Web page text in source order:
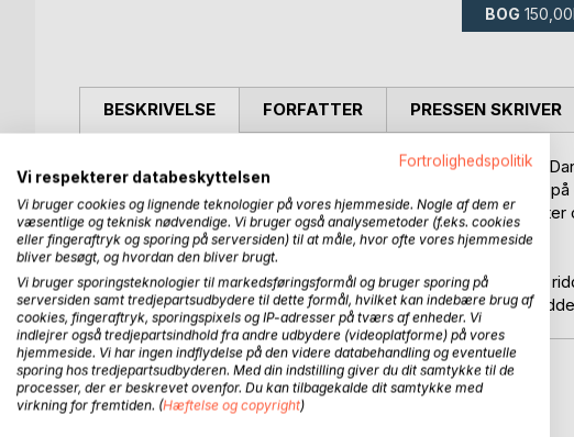
BOG
BESKRIVELSE
I 1187 bliver en ung greve født. Hans navn er Greve Victor
Katrine. Da Victor bliver 10 år. Forsvinder hans far sporløst
næsten koster den unge greve livet. Han flygter til et
på vej.
Dette er en rejse for en ung mand til han bliver en frygtløs
kærlighed. En rejse ind i en ridders verden i den mørke
FORFATTER PRESSEN SKRIVER
FLERE TITLER HOS
Fortrolighedspolitik
Vi respekterer databeskyttelsen
Vi bruger cookies og lignende teknologier på vores hjemmeside. Nogle af dem er
væsentlige og teknisk nødvendige. Vi bruger også analysemetoder (f.eks. cookies
eller fingeraftryk og sporing på serversiden) til at måle, hvor ofte vores hjemmeside
bliver besøgt, og hvordan den bliver brugt.
Vi bruger sporingsteknologier til markedsføringsformål og bruger sporing på
serversiden samt tredjepartsudbydere til dette formål, hvilket kan indebære brug af
cookies, fingeraftryk, sporingspixels og IP-adresser på tværs af enheder. Vi
indlejrer også tredjepartsindhold fra andre udbydere (videoplatforme) på vores
hjemmeside. Vi har ingen indflydelse på den videre databehandling og eventuelle
sporing hos tredjepartsudbyderen. Med din indstilling giver du dit samtykke til de
processer, der er beskrevet ovenfor. Du kan tilbagekalde dit samtykke med
virkning for fremtiden. (Hæftelse og copyright)